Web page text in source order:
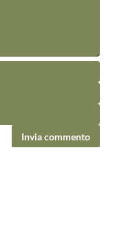
Invia commento